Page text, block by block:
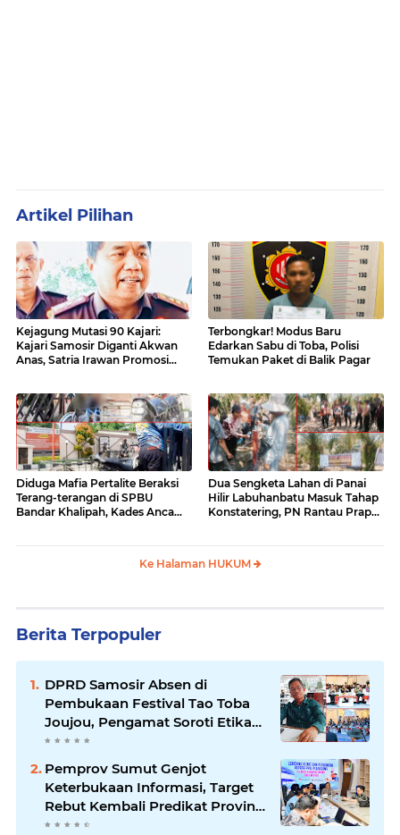
Artikel Pilihan
Kejagung Mutasi 90 Kajari:
Kajari Samosir Diganti Akwan
Anas, Satria Irawan Promosi
Terbongkar! Modus Baru
Edarkan Sabu di Toba, Polisi
Temukan Paket di Balik Pagar
Diduga Mafia Pertalite Beraksi
Terang-terangan di SPBU
Bandar Khalipah, Kades Ancam
Dua Sengketa Lahan di Panai
Hilir Labuhanbatu Masuk Tahap
Konstatering, PN Rantau Prapat
Ke Halaman HUKUM
Berita Terpopuler
DPRD Samosir Absen di
Pembukaan Festival Tao Toba
Joujou, Pengamat Soroti Etika
Birokrasi Pemkab
Pemprov Sumut Genjot
Keterbukaan Informasi, Target
Rebut Kembali Predikat Provinsi
Informatif